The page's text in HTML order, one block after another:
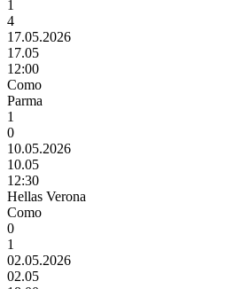
1
4
17.05.2026
17.05
12:00
Como
Parma
1
0
10.05.2026
10.05
12:30
Hellas Verona
Como
0
1
02.05.2026
02.05